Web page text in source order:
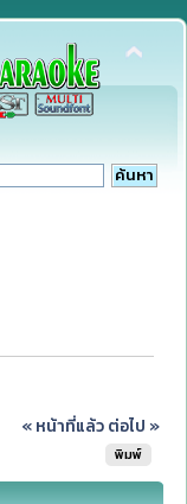
« หน้าที่แล้ว ต่อไป »
พิมพ์